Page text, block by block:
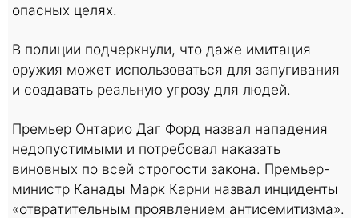
опасных целях.
В полиции подчеркнули, что даже имитация
оружия может использоваться для запугивания
и создавать реальную угрозу для людей.
Премьер Онтарио Даг Форд назвал нападения
недопустимыми и потребовал наказать
виновных по всей строгости закона. Премьер-
министр Канады Марк Карни назвал инциденты
«отвратительным проявлением антисемитизма».